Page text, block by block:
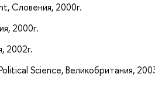
Словения, 2000г.
2000г.
2002г.
Science, Великобритания,